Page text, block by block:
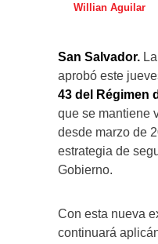
Willian Aguilar
San Salvador.
aprobó este
43 del Régimen
que se mantiene
desde marzo de
estrategia de
Gobierno.
Con esta nueva
continuará